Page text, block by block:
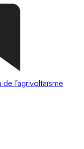
l’agrivoltaïsme